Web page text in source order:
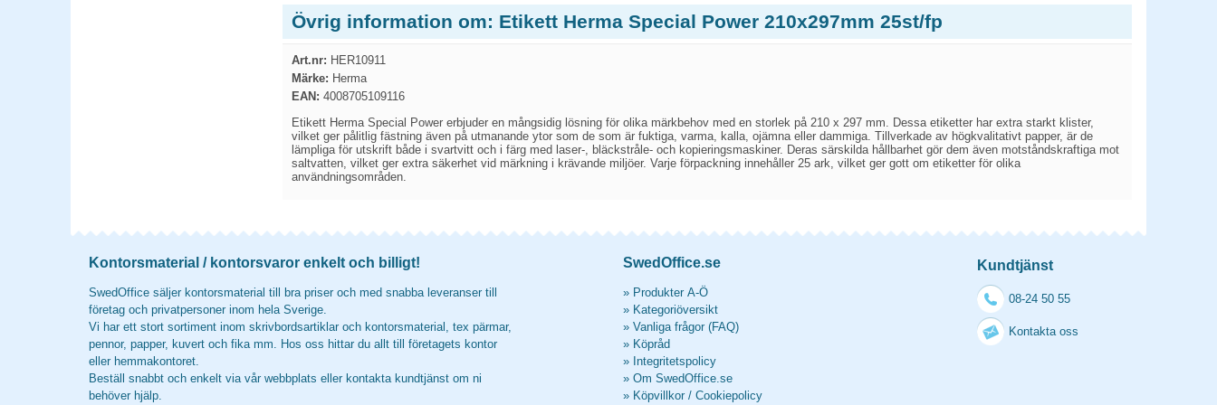
Övrig information om: Etikett Herma Special Power 210x297mm 25st/fp
Art.nr: HER10911
Märke: Herma
EAN: 4008705109116
Etikett Herma Special Power erbjuder en mångsidig lösning för olika märkbehov med en storlek på 210 x 297 mm. Dessa etiketter har extra starkt klister,
vilket ger pålitlig fästning även på utmanande ytor som de som är fuktiga, varma, kalla, ojämna eller dammiga. Tillverkade av högkvalitativt papper, är de
lämpliga för utskrift både i svartvitt och i färg med laser-, bläckstråle- och kopieringsmaskiner. Deras särskilda hållbarhet gör dem även motståndskraftiga mot
saltvatten, vilket ger extra säkerhet vid märkning i krävande miljöer. Varje förpackning innehåller 25 ark, vilket ger gott om etiketter för olika
användningsområden.
Kontorsmaterial / kontorsvaror enkelt och billigt!
SwedOffice säljer kontorsmaterial till bra priser och med snabba leveranser till
företag och privatpersoner inom hela Sverige.
Vi har ett stort sortiment inom skrivbordsartiklar och kontorsmaterial, tex pärmar,
pennor, papper, kuvert och fika mm. Hos oss hittar du allt till företagets kontor
eller hemmakontoret.
Beställ snabbt och enkelt via vår webbplats eller kontakta kundtjänst om ni
behöver hjälp.
SwedOffice.se
» Produkter A-Ö
» Kategoriöversikt
» Vanliga frågor (FAQ)
» Köpråd
» Integritetspolicy
» Om SwedOffice.se
» Köpvillkor / Cookiepolicy
Kundtjänst
08-24 50 55
Kontakta oss